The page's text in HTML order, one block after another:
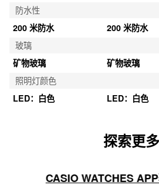
防水性
200 米防水
200 米防水
玻璃
矿物玻璃
矿物玻璃
照明灯颜色
LED：白色
LED：白色
探索更多
CASIO WATCHES